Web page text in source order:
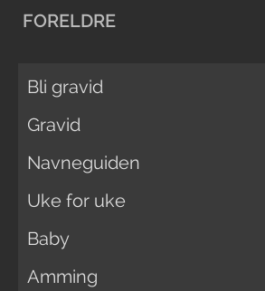
FORELDRE
Bli gravid
Gravid
Navneguiden
Uke for uke
Baby
Amming